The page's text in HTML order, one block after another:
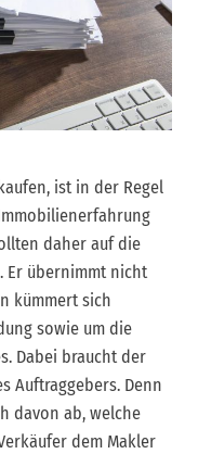
ist in der Regel
daher auf die
Er übernimmt nicht
kümmert sich
sowie um die
Dabei braucht der
Auftraggebers. Denn
davon ab, welche
dem Makler